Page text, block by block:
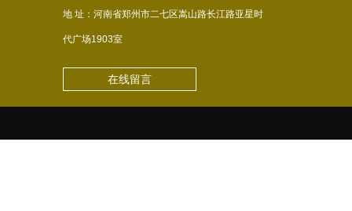
地 址：河南省郑州市二七区嵩山路长江路亚星时
代广场1903室
在线留言